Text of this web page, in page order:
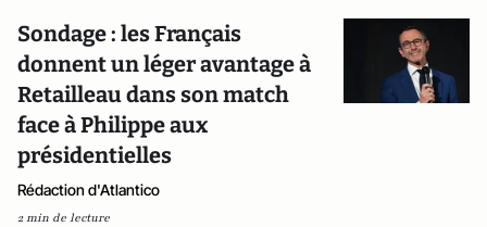
Sondage : les Français
donnent un léger avantage à
Retailleau dans son match
face à Philippe aux
présidentielles
Rédaction d'Atlantico
2 min de lecture